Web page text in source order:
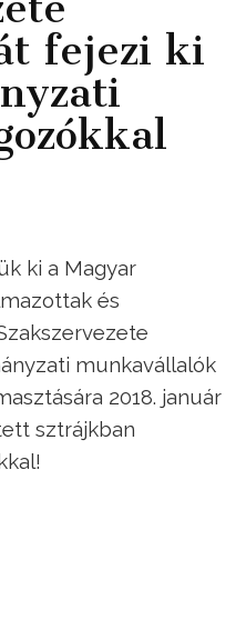
fejezi ki
ki a Magyar
és
munkavállalók
2018. január
sztrájkban